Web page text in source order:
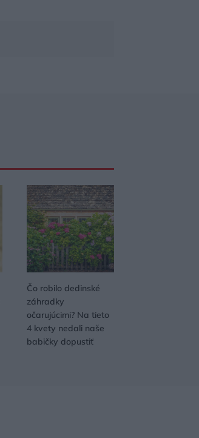
Čo robilo dedinské
záhradky
očarujúcimi? Na tieto
4 kvety nedali naše
babičky dopustiť